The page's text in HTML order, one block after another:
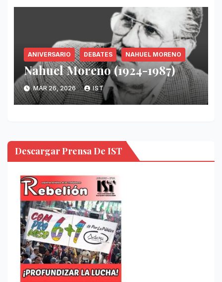
ANIVERSARIO DEBATES NAHUEL MORENO
Nahuel Moreno (1924-1987)
MAR 26, 2026 IST
Descargar Prensa De IST